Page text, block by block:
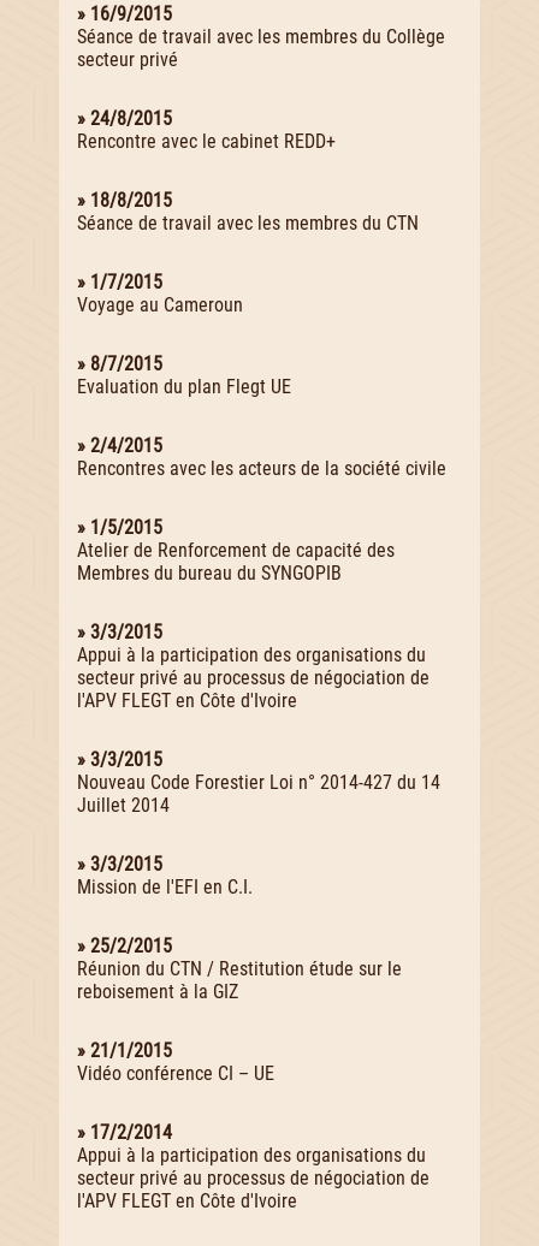
» 16/9/2015
Séance de travail avec les membres du Collège
secteur privé
» 24/8/2015
Rencontre avec le cabinet REDD+
» 18/8/2015
Séance de travail avec les membres du CTN
» 1/7/2015
Voyage au Cameroun
» 8/7/2015
Evaluation du plan Flegt UE
» 2/4/2015
Rencontres avec les acteurs de la société civile
» 1/5/2015
Atelier de Renforcement de capacité des
Membres du bureau du SYNGOPIB
» 3/3/2015
Appui à la participation des organisations du
secteur privé au processus de négociation de
l'APV FLEGT en Côte d'Ivoire
» 3/3/2015
Nouveau Code Forestier Loi n° 2014-427 du 14
Juillet 2014
» 3/3/2015
Mission de l'EFI en C.I.
» 25/2/2015
Réunion du CTN / Restitution étude sur le
reboisement à la GIZ
» 21/1/2015
Vidéo conférence CI – UE
» 17/2/2014
Appui à la participation des organisations du
secteur privé au processus de négociation de
l'APV FLEGT en Côte d'Ivoire